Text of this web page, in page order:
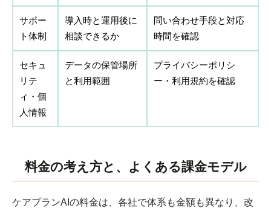
サポー
ト体制
導入時と運用後に
相談できるか
問い合わせ手段と対応
時間を確認
セキュ
リテ
ィ・個
人情報
データの保管場所
と利用範囲
プライバシーポリシ
ー・利用規約を確認
料金の考え方と、よくある課金モデル
ケアプランAIの料金は、各社で体系も金額も異なり、改